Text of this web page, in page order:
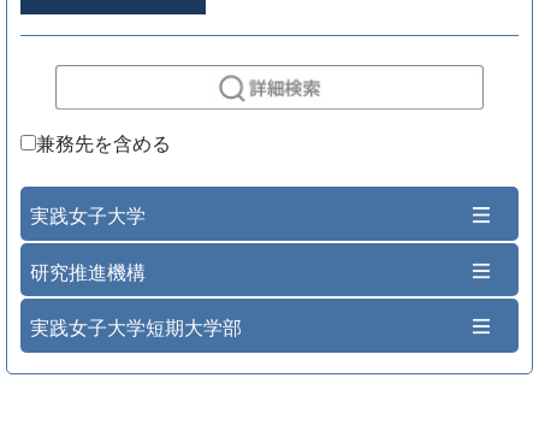
兼務先を含める
実践女子大学
研究推進機構
実践女子大学短期大学部